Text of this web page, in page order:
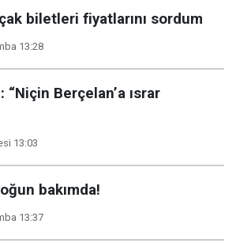
biletleri fiyatlarını sordum
13:28
“Niçin Berçelan’a ısrar
13:03
bakımda!
13:37